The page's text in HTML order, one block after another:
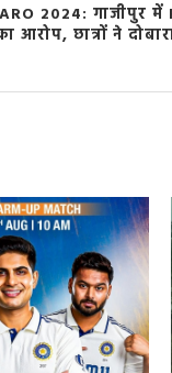
2024: गाजीपुर में
छात्रों ने